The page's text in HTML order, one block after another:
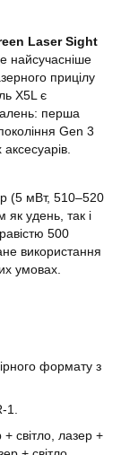
Laser Sight
найсучасніше
прицілу
X5L є
перша
Gen 3
(5 мВт, 510–520
удень, так і
500
використання
умовах.
формату з
1.
світло, лазер +